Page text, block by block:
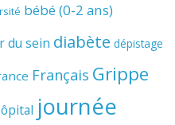
bébé (0-2 ans)
du sein diabète dépistage
Français Grippe
journée